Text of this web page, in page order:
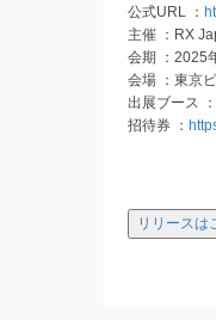
公式URL ：
主催 ：RX
会期 ：2025
会場 ：東京
出展ブース
招待券 ：
リリースは